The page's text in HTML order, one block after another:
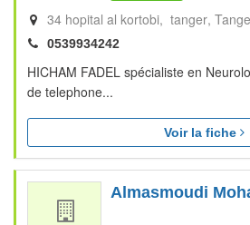
34 hopital al kortobi, tanger
0539934242
HICHAM FADEL spécialiste en
de telephone...
Voir la fiche
Almasmoudi